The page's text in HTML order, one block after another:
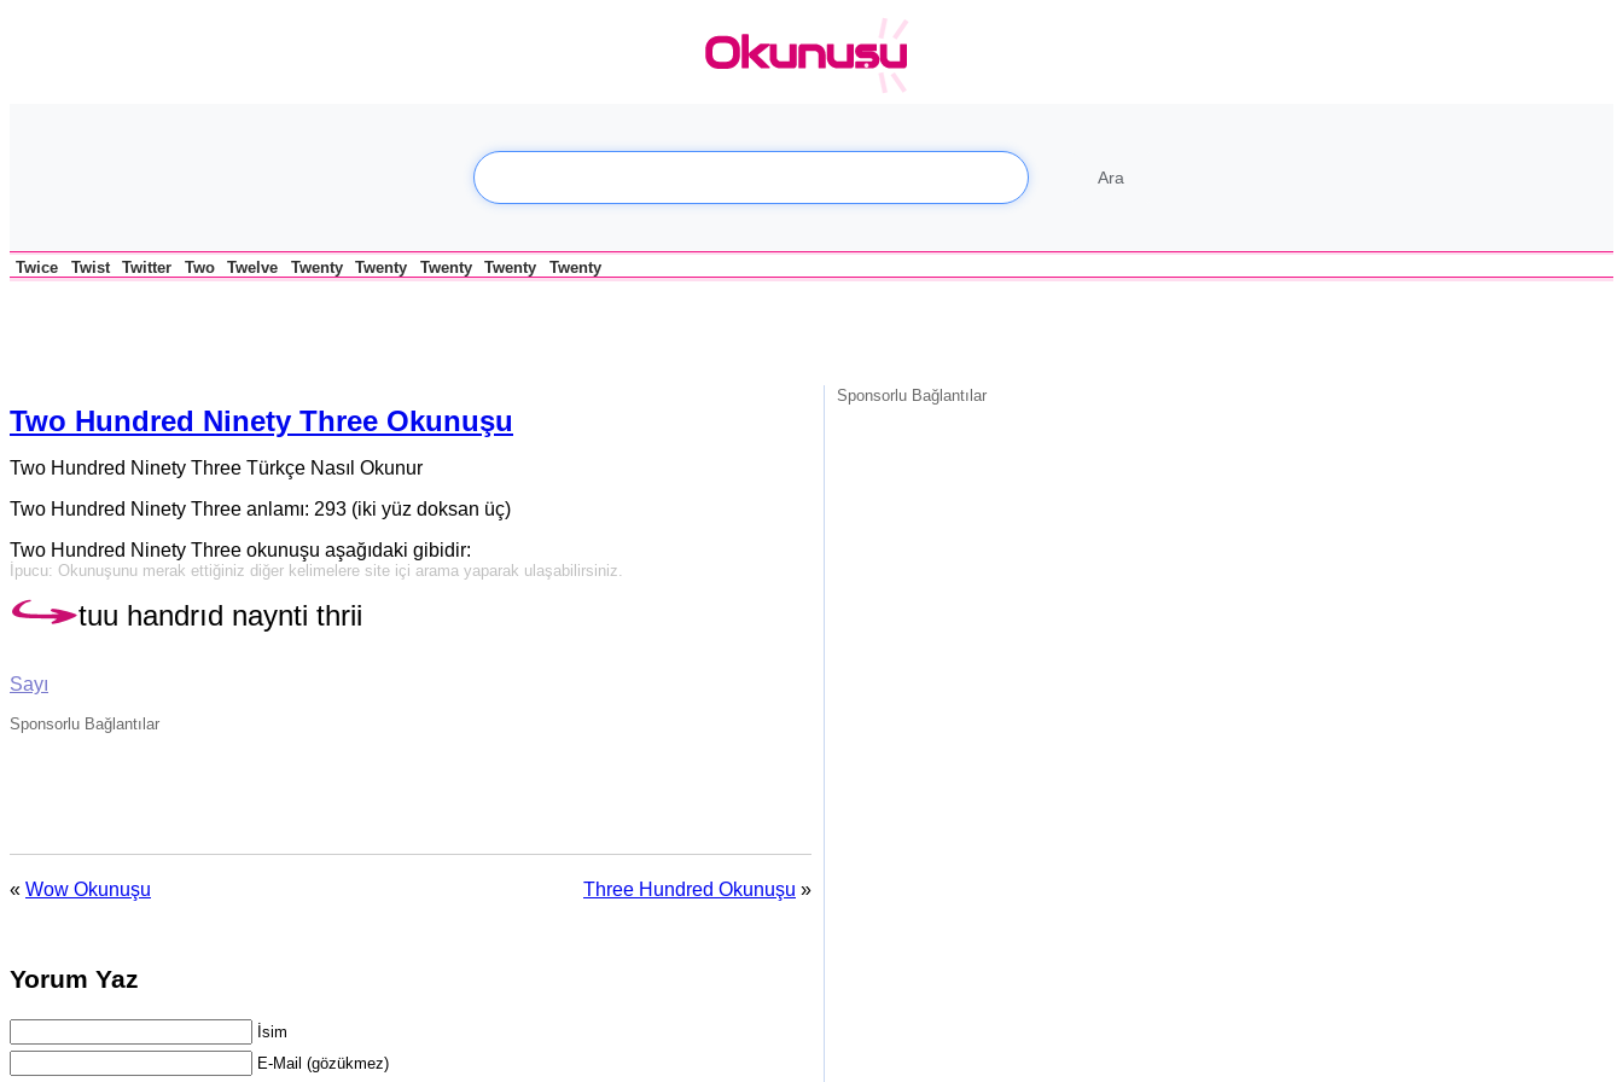
Twice Twist Twitter Two Twelve Twenty Twenty Twenty Twenty Twenty
Sponsorlu Bağlantılar
Two Hundred Ninety Three Okunuşu
Two Hundred Ninety Three Türkçe Nasıl Okunur
Two Hundred Ninety Three anlamı: 293 (iki yüz doksan üç)
Two Hundred Ninety Three okunuşu aşağıdaki gibidir:
İpucu: Okunuşunu merak ettiğiniz diğer kelimelere site içi arama yaparak ulaşabilirsiniz.
tuu handrıd naynti thrii
Sayı
Sponsorlu Bağlantılar
« Wow Okunuşu Three Hundred Okunuşu »
Yorum Yaz
İsim
E-Mail (gözükmez)